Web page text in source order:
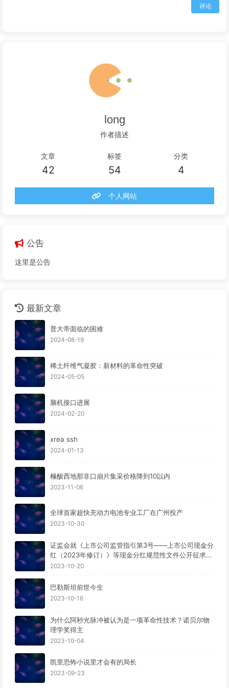
评论
long
作者描述
文章
42
标签
54
分类
4
个人网站
公告
这里是公告
最新文章
普大帝面临的困难
2024-08-19
稀土纤维气凝胶：新材料的革命性突破
2024-05-05
脑机接口进展
2024-02-20
xrea ssh
2024-01-13
橼酸西地那非口崩片集采价格降到10以内
2023-11-06
全球首家超快充动力电池专业工厂在广州投产
2023-10-30
证监会就《上市公司监管指引第3号——上市公司现金分
红（2023年修订）》等现金分红规范性文件公开征求意
见。
2023-10-20
巴勒斯坦前世今生
2023-10-16
为什么阿秒光脉冲被认为是一项革命性技术？诺贝尔物
理学奖得主
2023-10-04
凯里恐怖小说里才会有的局长
2023-09-23